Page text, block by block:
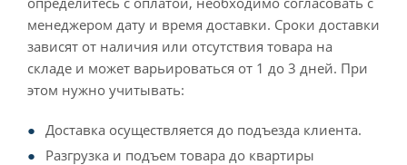
менеджером дату и время доставки. Сроки доставки
зависят от наличия или отсутствия товара на
складе и может варьироваться от 1 до 3 дней. При
этом нужно учитывать:
Доставка осуществляется до подъезда клиента.
Разгрузка и подъем товара до квартиры